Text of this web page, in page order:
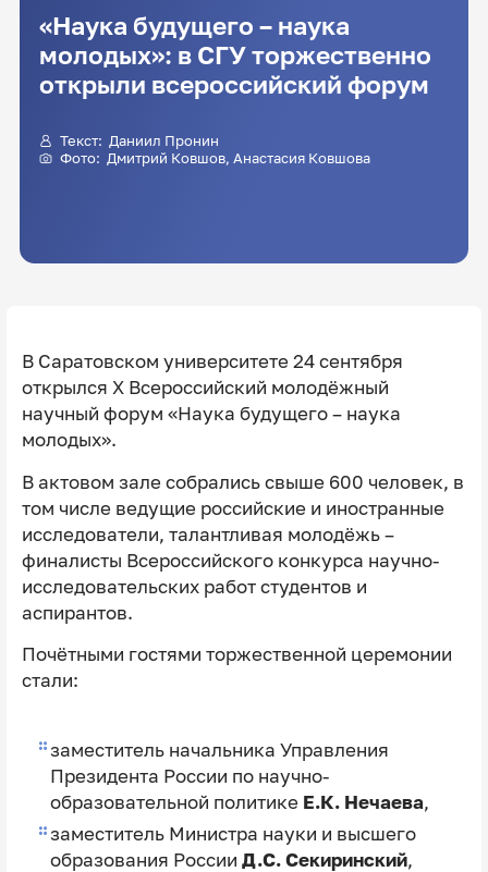
«Наука будущего – наука
молодых»: в СГУ торжественно
открыли всероссийский форум
Текст: Даниил Пронин
Фото: Дмитрий Ковшов, Анастасия Ковшова
В Саратовском университете 24 сентября
открылся X Всероссийский молодёжный
научный форум «Наука будущего – наука
молодых».
В актовом зале собрались свыше 600 человек, в
том числе ведущие российские и иностранные
исследователи, талантливая молодёжь –
финалисты Всероссийского конкурса научно-
исследовательских работ студентов и
аспирантов.
Почётными гостями торжественной церемонии
стали:
заместитель начальника Управления
Президента России по научно-
образовательной политике Е.К. Нечаева,
заместитель Министра науки и высшего
образования России Д.С. Секиринский,